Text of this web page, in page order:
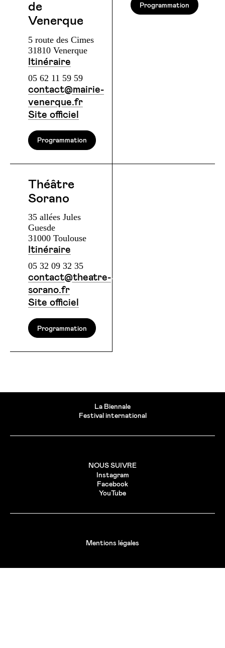
de
Venerque
5 route des Cimes
31810 Venerque
Itinéraire
05 62 11 59 59
contact@mairie-
venerque.fr
Site officiel
Programmation
Programmation
Théâtre
Sorano
35 allées Jules
Guesde
31000 Toulouse
Itinéraire
05 32 09 32 35
contact@theatre-
sorano.fr
Site officiel
Programmation
La Biennale
Festival international
NOUS SUIVRE
Instagram
Facebook
YouTube
Mentions légales